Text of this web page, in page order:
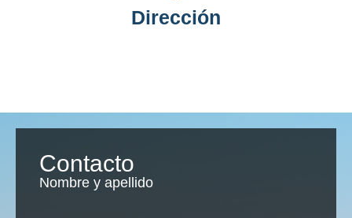
Dirección
Contacto
Nombre y apellido